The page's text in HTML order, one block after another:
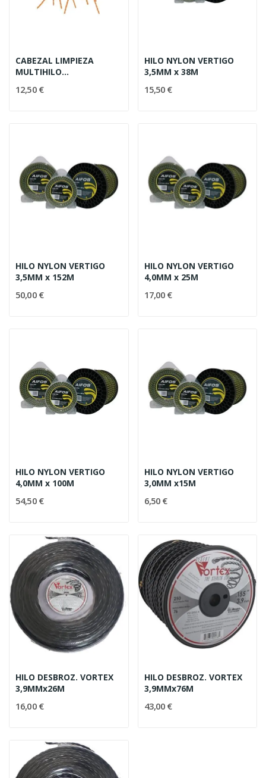
productos
categoría.
CABEZAL LIMPIEZA
MULTIHILO
12,50 €
HILO NYLON VERTIGO
3,5MM x 38M
15,50 €
HILO NYLON VERTIGO
3,5MM x 152M
50,00 €
HILO NYLON VERTIGO
4,0MM x 25M
17,00 €
HILO NYLON VERTIGO
4,0MM x 100M
54,50 €
HILO NYLON VERTIGO
3,0MM x15M
6,50 €
HILO DESBROZ. VORTEX
3,9MMx26M
16,00 €
HILO DESBROZ. VORTEX
3,9MMx76M
43,00 €